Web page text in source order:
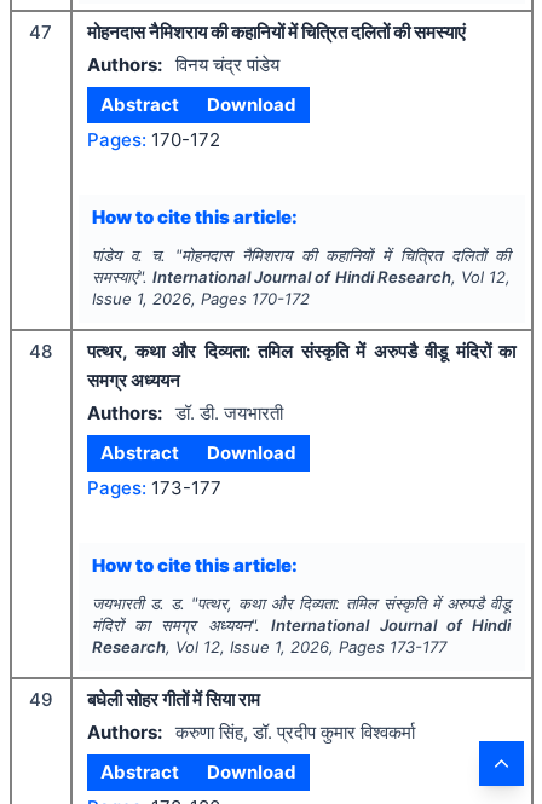
47
मोहनदास नैमिशराय की कहानियों में चित्रित दलितों की समस्याएं
Authors: विनय चंद्र पांडेय
Abstract
Download
Pages: 170-172
How to cite this article:
पांडेय व. च. "मोहनदास नैमिशराय की कहानियों में चित्रित दलितों की
समस्याएं". International Journal of Hindi Research, Vol 12,
Issue 1, 2026, Pages 170-172
48
पत्थर, कथा और दिव्यता: तमिल संस्कृति में अरुपडै वीडू मंदिरों का
समग्र अध्ययन
Authors: डॉ. डी. जयभारती
Abstract
Download
Pages: 173-177
How to cite this article:
जयभारती ड. ड. "पत्थर, कथा और दिव्यता: तमिल संस्कृति में अरुपडै वीडू
मंदिरों का समग्र अध्ययन".International Journal of Hindi
Research, Vol 12, Issue 1, 2026, Pages 173-177
49
बघेली सोहर गीतों में सिया राम
Authors: करुणा सिंह, डॉ. प्रदीप कुमार विश्वकर्मा
Abstract
Download